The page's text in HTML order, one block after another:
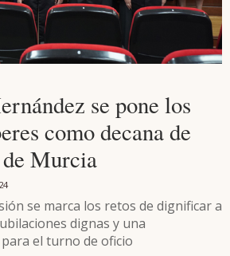
se pone los
como decana de
de Murcia
se marca los retos de dignificar a
dignas y una
el turno de oficio